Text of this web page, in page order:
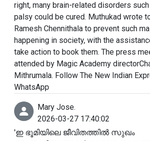
right, many brain-related disorders such
palsy could be cured. Muthukad wrote
Ramesh Chennithala to prevent such
happening in society, with the
take action to book them. The press
attended by Magic Academy
Mithrumala. Follow The New Indian
WhatsApp
Mary Jose.
2026-03-27 17:40:02
'ഇ ഭൂമിയിലെ ജീവിതത്തിൽ സുഖം